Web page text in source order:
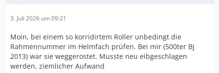
3. Juli 2026 um 09:21
Moin, bei einem so korridirtem Roller unbedingt die
Rahmennummer im Helmfach prüfen. Bei mir (500ter BJ
2013) war sie weggerostet. Musste neu eibgeschlagen
werden, ziemlicher Aufwand